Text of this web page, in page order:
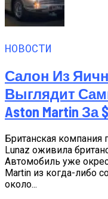
НОВОСТИ
Салон Из
Выглядит
Aston Martin За
Британская
Lunaz оживила
Автомобиль уже
Martin из когда-либо
около...